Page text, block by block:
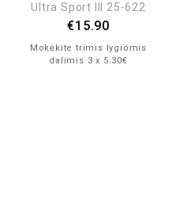
Ultra Sport III 25-622
€15.90
Mokėkite trimis lygiomis
dalimis 3 x 5.30€